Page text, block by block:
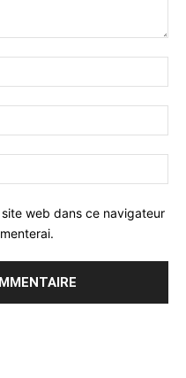
web dans ce navigateur